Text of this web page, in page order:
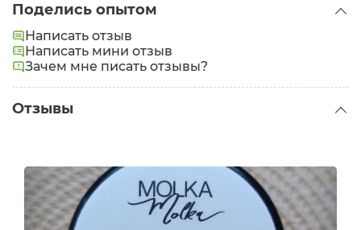
Проблемы:
Прыщи
Поделись опытом
Написать отзыв
Написать мини отзыв
Зачем мне писать отзывы?
Отзывы